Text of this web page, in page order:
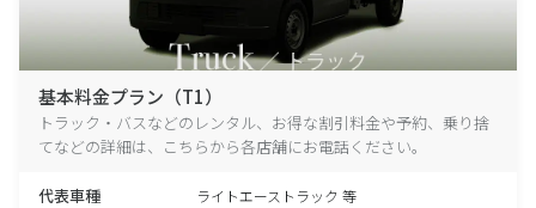
基本料金プラン（T1）
トラック・バスなどのレンタル、お得な割引料金や予約、乗り捨
てなどの詳細は、こちらから各店舗にお電話ください。
代表車種 ライトエーストラック 等